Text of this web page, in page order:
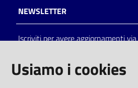
Catalogo
on line
NEWSLETTER
Iscriviti per avere aggiornamenti
Usiamo i cookies